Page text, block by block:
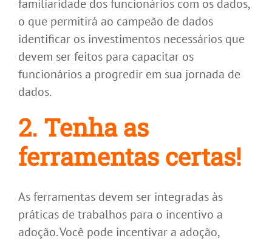
familiaridade dos funcionários com os dados,
o que permitirá ao campeão de dados
identificar os investimentos necessários que
devem ser feitos para capacitar os
funcionários a progredir em sua jornada de
dados.
2. Tenha as
ferramentas certas!
As ferramentas devem ser integradas às
práticas de trabalhos para o incentivo a
adoção. Você pode incentivar a adoção,